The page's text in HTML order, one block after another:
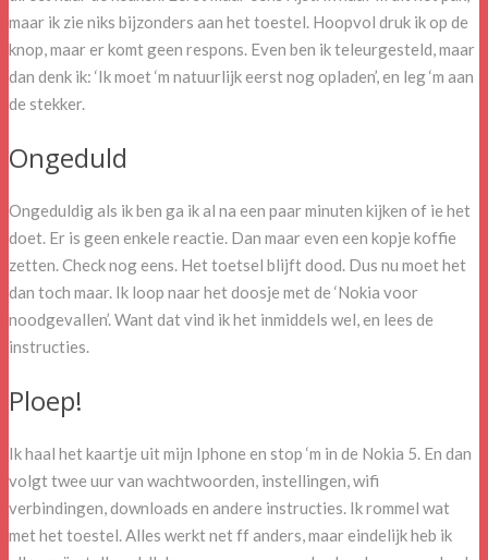
maar ik zie niks bijzonders aan het toestel. Hoopvol druk ik op de
knop, maar er komt geen respons. Even ben ik teleurgesteld, maar
dan denk ik: ‘Ik moet ‘m natuurlijk eerst nog opladen’, en leg ‘m aan
de stekker.
Ongeduld
Ongeduldig als ik ben ga ik al na een paar minuten kijken of ie het
doet. Er is geen enkele reactie. Dan maar even een kopje koffie
zetten. Check nog eens. Het toetsel blijft dood. Dus nu moet het
dan toch maar. Ik loop naar het doosje met de ‘Nokia voor
noodgevallen’. Want dat vind ik het inmiddels wel, en lees de
instructies.
Ploep!
Ik haal het kaartje uit mijn Iphone en stop ‘m in de Nokia 5. En dan
volgt twee uur van wachtwoorden, instellingen, wifi
verbindingen, downloads en andere instructies. Ik rommel wat
met het toestel. Alles werkt net ff anders, maar eindelijk heb ik